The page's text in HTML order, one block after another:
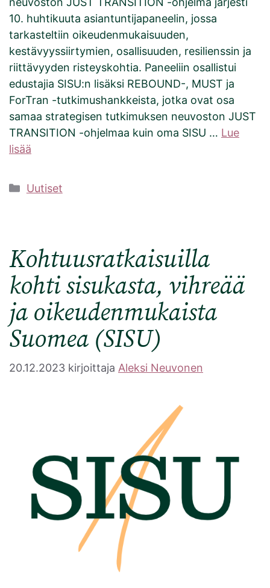
10. huhtikuuta asiantuntijapaneelin, jossa
tarkasteltiin oikeudenmukaisuuden,
kestävyyssiirtymien, osallisuuden, resilienssin ja
riittävyyden risteyskohtia. Paneeliin osallistui
edustajia SISU:n lisäksi REBOUND-, MUST ja
ForTran -tutkimushankkeista, jotka ovat osa
samaa strategisen tutkimuksen neuvoston JUST
TRANSITION -ohjelmaa kuin oma SISU … Lue
lisää
Kategoriat
Uutiset
Kohtuusratkaisuilla
kohti sisukasta, vihreää
ja oikeudenmukaista
Suomea (SISU)
20.12.2023 kirjoittaja Aleksi Neuvonen